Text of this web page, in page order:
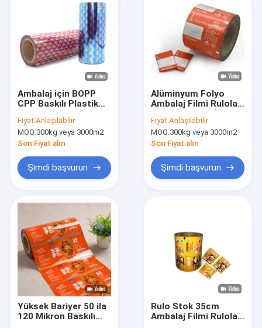
Ürün:% s
Hakkımızda
Fabrika turu
Kalite kontrol
Ambalaj için BOPP
CPP Baskılı Plastik
Fiyat:Anlaşılabilir
MOQ:300kg veya 3000m2
Son Fiyat alın
Şimdi başvurun
Alüminyum Folyo
Ambalaj Filmi Ruloları
Lamine 41.5x42cm
Fiyat:Anlaşılabilir
MOQ:300kg veya 3000m2
Son Fiyat alın
Şimdi başvurun
Yüksek Bariyer 50 ila
120 Mikron Baskılı
Rulo Stok 35cm
Ambalaj Filmi Ruloları